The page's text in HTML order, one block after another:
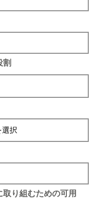
割
り組むための可用